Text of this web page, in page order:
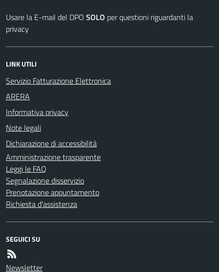
Usare la E-mail del DPO SOLO per questioni riguardanti la
privacy
LINK UTILI
Servizio Fatturazione Elettronica
ARERA
Informativa privacy
Note legali
Dichiarazione di accessibilità
Amministrazione trasparente
Leggi le FAQ
Segnalazione disservizio
Prenotazione appuntamento
Richiesta d'assistenza
SEGUICI SU
Newsletter